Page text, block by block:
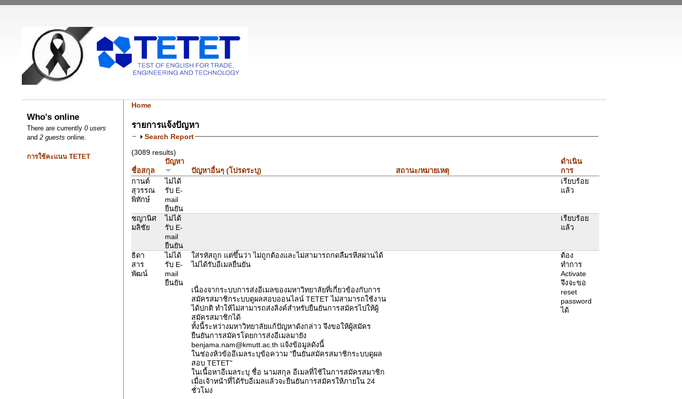
Who's online
There are currently0 users
and2 guests online.
การใช้คะแนน TETET
Home
รายการแจ้งปัญหา
Search Report
(3089 results)
ชื่อสกุล
ปัญหา
ปัญหาอื่นๆ (โปรดระบุ)
สถานะ/หมายเหตุ
ดำเนิน
การ
กานต์
สุวรรณ
พิทักษ์
ไม่ได้
รับ E-
mail
ยืนยัน
เรียบร้อย
แล้ว
ชญานิศ
มลิชัย
ไม่ได้
รับ E-
mail
ยืนยัน
เรียบร้อย
แล้ว
ธิดา
สาร
พัฒน์
ไม่ได้
รับ E-
mail
ยืนยัน
ใส่รหัสถูก แต่ขึ้นว่า ไม่ถูกต้องและไม่สามารถกดลืมรหีสผ่านได้
ไม่ได้รับอีเมลยืนยัน
เนื่องจากระบบการส่งอีเมลของมหาวิทยาลัยที่เกี่ยวข้องกับการ
สมัครสมาชิกระบบดูผลสอบออนไลน์ TETET ไม่สามารถใช้งาน
ได้ปกติ ทำให้ไม่สามารถส่งลิงค์สำหรับยืนยันการสมัครไปให้ผู้
สมัครสมาชิกได้
ทั้งนี้ระหว่างมหาวิทยาลัยแก้ปัญหาดังกล่าว จึงขอให้ผู้สมัคร
ยืนยันการสมัครโดยการส่งอีเมลมายัง
benjama.nam@kmutt.ac.th แจ้งข้อมูลดังนี้
ในช่องห้วข้ออีเมลระบุข้อความ "ยืนยันสมัครสมาชิกระบบดูผล
สอบ TETET"
ในเนื้อหาอีเมลระบุ ชื่อ นามสกุล อีเมลที่ใช้ในการสมัครสมาชิก
เมื่อเจ้าหน้าที่ได้รับอีเมลแล้วจะยืนยันการสมัครให้ภายใน 24
ชั่วโมง
ต้อง
ทำการ
Activate
จึงจะขอ
reset
password
ได้